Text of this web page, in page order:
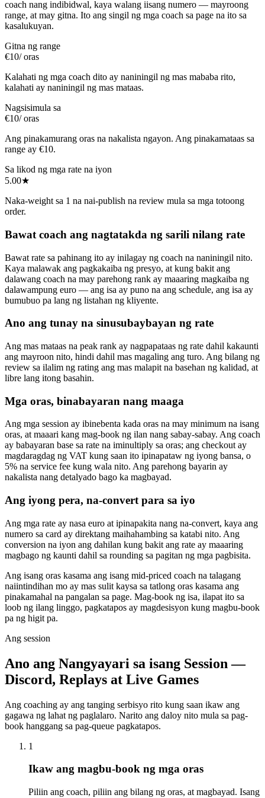
coach nang indibidwal, kaya walang iisang numero — mayroong
range, at may gitna. Ito ang singil ng mga coach sa page na ito sa
kasalukuyan.
Gitna ng range
€10/ oras
Kalahati ng mga coach dito ay naniningil ng mas mababa rito,
kalahati ay naniningil ng mas mataas.
Nagsisimula sa
€10/ oras
Ang pinakamurang oras na nakalista ngayon. Ang pinakamataas sa
range ay €10.
Sa likod ng mga rate na iyon
5.00★
Naka-weight sa 1 na nai-publish na review mula sa mga totoong
order.
Bawat coach ang nagtatakda ng sarili nilang rate
Bawat rate sa pahinang ito ay inilagay ng coach na naniningil nito.
Kaya malawak ang pagkakaiba ng presyo, at kung bakit ang
dalawang coach na may parehong rank ay maaaring magkaiba ng
dalawampung euro — ang isa ay puno na ang schedule, ang isa ay
bumubuo pa lang ng listahan ng kliyente.
Ano ang tunay na sinusubaybayan ng rate
Ang mas mataas na peak rank ay nagpapataas ng rate dahil kakaunti
ang mayroon nito, hindi dahil mas magaling ang turo. Ang bilang ng
review sa ilalim ng rating ang mas malapit na basehan ng kalidad, at
libre lang itong basahin.
Mga oras, binabayaran nang maaga
Ang mga session ay ibinebenta kada oras na may minimum na isang
oras, at maaari kang mag-book ng ilan nang sabay-sabay. Ang coach
ay babayaran base sa rate na iminultiply sa oras; ang checkout ay
magdaragdag ng VAT kung saan ito ipinapataw ng iyong bansa, o
5% na service fee kung wala nito. Ang parehong bayarin ay
nakalista nang detalyado bago ka magbayad.
Ang iyong pera, na-convert para sa iyo
Ang mga rate ay nasa euro at ipinapakita nang na-convert, kaya ang
numero sa card ay direktang maihahambing sa katabi nito. Ang
conversion na iyon ang dahilan kung bakit ang rate ay maaaring
magbago ng kaunti dahil sa rounding sa pagitan ng mga pagbisita.
Ang isang oras kasama ang isang mid-priced coach na talagang
naiintindihan mo ay mas sulit kaysa sa tatlong oras kasama ang
pinakamahal na pangalan sa page. Mag-book ng isa, ilapat ito sa
loob ng ilang linggo, pagkatapos ay magdesisyon kung magbu-book
pa ng higit pa.
Ang session
Ano ang Nangyayari sa isang Session —
Discord, Replays at Live Games
Ang coaching ay ang tanging serbisyo rito kung saan ikaw ang
gagawa ng lahat ng paglalaro. Narito ang daloy nito mula sa pag-
book hanggang sa pag-queue pagkatapos.
1
Ikaw ang magbu-book ng mga oras
Piliin ang coach, piliin ang bilang ng oras, at magbayad. Isang